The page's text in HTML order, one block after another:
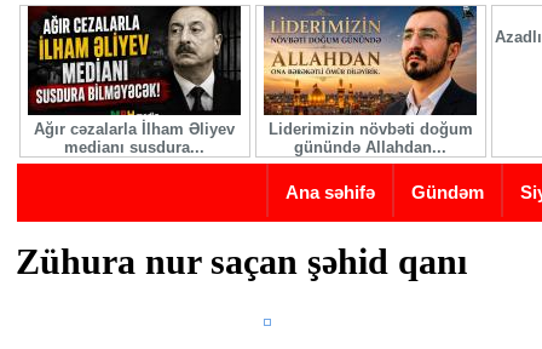
Skip to main content
Ağır cəzalarla İlham Əliyev
medianı susdura...
Liderimizin növbəti doğum
günündə Allahdan...
Ana səhifə Gündəm
Zühura nur saçan şəhid qanı